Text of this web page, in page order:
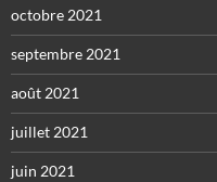
octobre 2021
septembre 2021
août 2021
juillet 2021
juin 2021